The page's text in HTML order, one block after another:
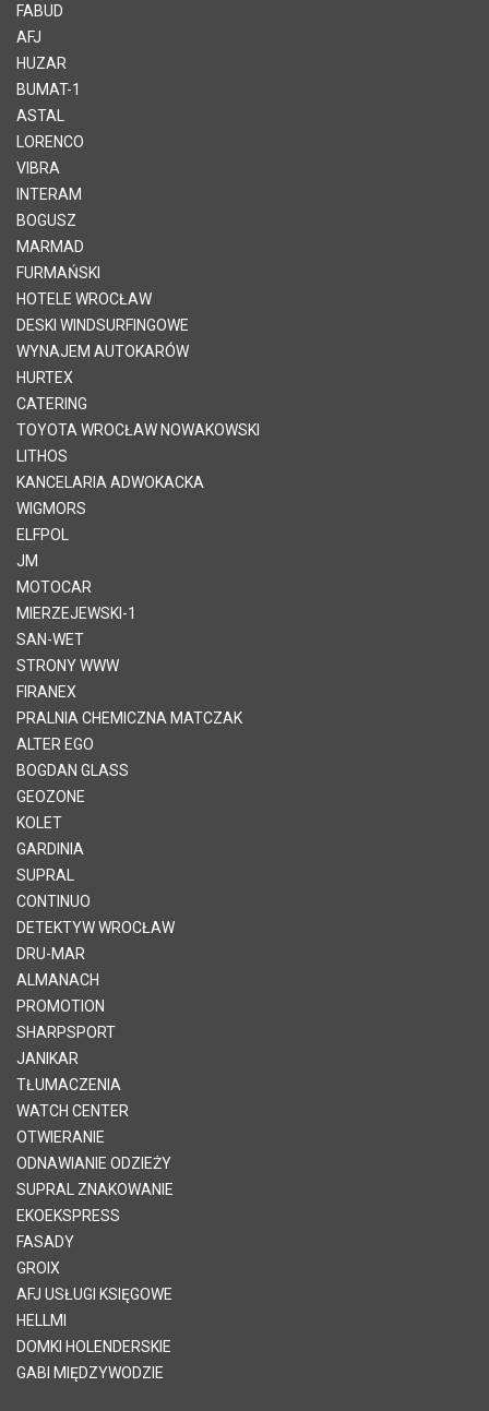
FABUD
AFJ
HUZAR
BUMAT-1
ASTAL
LORENCO
VIBRA
INTERAM
BOGUSZ
MARMAD
FURMAŃSKI
HOTELE WROCŁAW
DESKI WINDSURFINGOWE
WYNAJEM AUTOKARÓW
HURTEX
CATERING
TOYOTA WROCŁAW NOWAKOWSKI
LITHOS
KANCELARIA ADWOKACKA
WIGMORS
ELFPOL
JM
MOTOCAR
MIERZEJEWSKI-1
SAN-WET
STRONY WWW
FIRANEX
PRALNIA CHEMICZNA MATCZAK
ALTER EGO
BOGDAN GLASS
GEOZONE
KOLET
GARDINIA
SUPRAL
CONTINUO
DETEKTYW WROCŁAW
DRU-MAR
ALMANACH
PROMOTION
SHARPSPORT
JANIKAR
TŁUMACZENIA
WATCH CENTER
OTWIERANIE
ODNAWIANIE ODZIEŻY
SUPRAL ZNAKOWANIE
EKOEKSPRESS
FASADY
GROIX
AFJ USŁUGI KSIĘGOWE
HELLMI
DOMKI HOLENDERSKIE
GABI MIĘDZYWODZIE